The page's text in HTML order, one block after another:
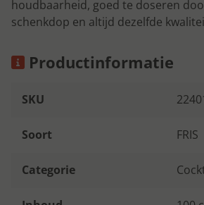
houdbaarheid, goed te doseren
schenkdop en altijd dezelfde
Productinformatie
SKU
Soort FRIS
Categorie